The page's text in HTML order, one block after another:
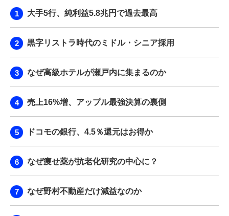
BPaaS JOURNAL
大手5行、純利益5.8兆円で過去最高
黒字リストラ時代のミドル・シニア採用
なぜ高級ホテルが瀬戸内に集まるのか
売上16%増、アップル最強決算の裏側
ドコモの銀行、4.5％還元はお得か
なぜ痩せ薬が抗老化研究の中心に？
なぜ野村不動産だけ減益なのか